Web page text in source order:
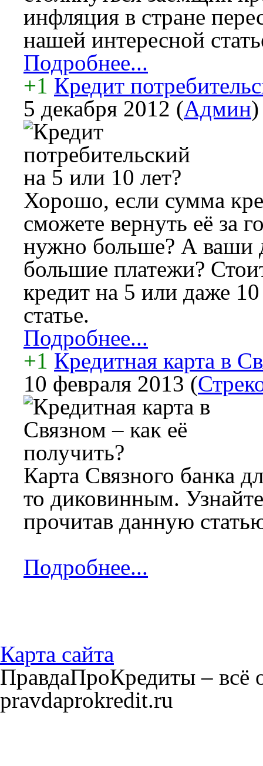
инфляция в стране
нашей интересной
Подробнее...
+1 Кредит
5 декабря 2012 (Админ)
Хорошо, если сумма
сможете вернуть её за
нужно больше? А ваши
большие платежи?
кредит на 5 или даже
статье.
Подробнее...
+1 Кредитная карта в
10 февраля 2013 (
Карта Связного банка
то диковинным.
прочитав данную
Подробнее...
Карта сайта
ПравдаПроКредиты – всё
pravdaprokredit.ru